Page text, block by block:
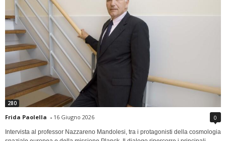
280
Frida Paolella - 16 Giugno 2026 0
Intervista al professor Nazzareno Mandolesi, tra i protagonisti della cosmologia